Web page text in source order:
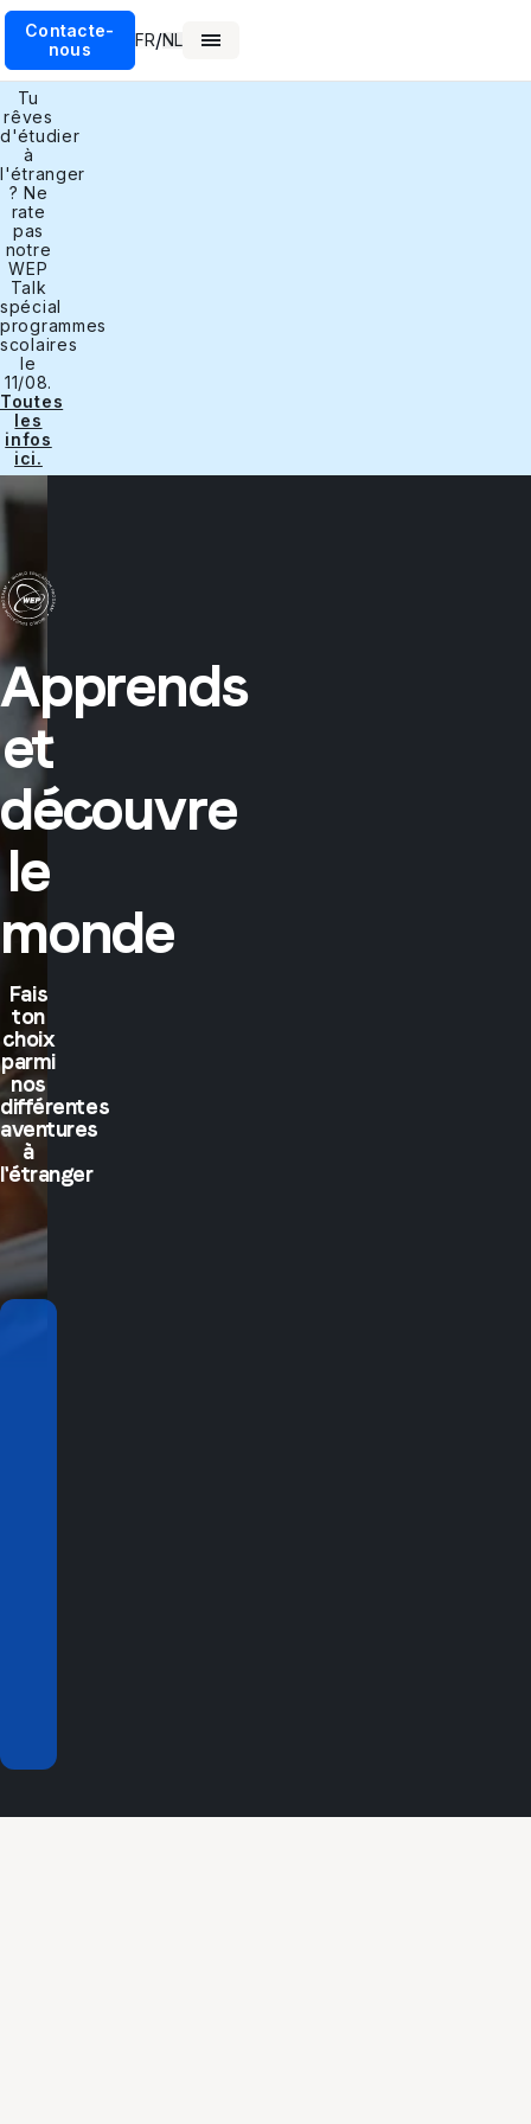
Contacte-
nous
FR/NL
Tu
rêves
d'étudier
à
l'étranger
? Ne
rate
pas
notre
WEP
Talk
spécial
programmes
scolaires
le
11/08.
Toutes
les
infos
ici.
Apprends
et
découvre
le
monde
Fais
ton
choix
parmi
nos
différentes
aventures
à
l'étranger